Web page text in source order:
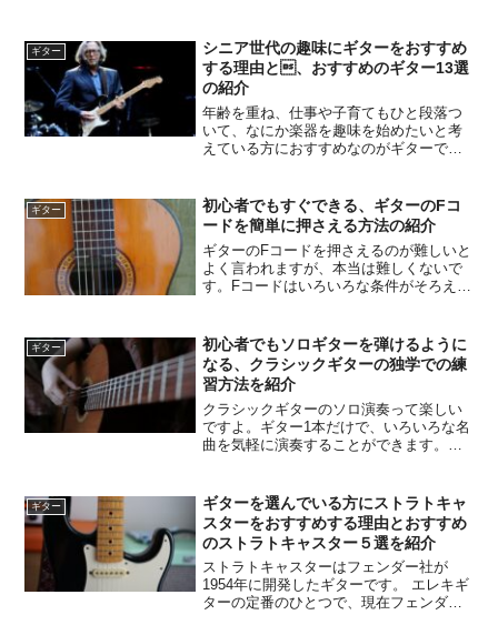
ムなどのバンド活動を経た後、ソロでの
活動や、1992年...
ギター
シニア世代の趣味にギターをおすすめ
する理由と、おすすめのギター13選
の紹介
年齢を重ね、仕事や子育てもひと段落つ
いて、なにか楽器を趣味を始めたいと考
えている方におすすめなのがギターで
ていたけどまた弾きたい」と思っている
方も多いんじゃないでしょうか。ギター
は楽器の中では音も出しやすく、比較的
簡単な楽器です。種類もアコースティッ
クギター、エレキギター、クラシックギ
ターなどいろいろあるので、好きな音楽
ギター
初心者でもすぐできる、ギターのFコ
ードを簡単に押さえる方法の紹介
ギターのFコードを押さえるのが難しいと
よく言われますが、本当は難しくないで
す。Fコードはいろいろな条件がそろえば
と思います。
ギター
初心者でもソロギターを弾けるように
なる、クラシックギターの独学での練
習方法を紹介
クラシックギターのソロ演奏って楽しい
ですよ。ギター1本だけで、いろいろな名
曲を気軽に演奏することができます。ソ
も必ず弾けるようになります。この記事
では、ギターソロの練習方法と、おすす
めの教則本などを紹介します。
ギター
ギターを選んでいる方にストラトキャ
スターをおすすめする理由とおすすめ
のストラトキャスター５選を紹介
ストラトキャスターはフェンダー社が
1954年に開発したギターです。 エレキギ
ターの定番のひとつで、現在フェンダー